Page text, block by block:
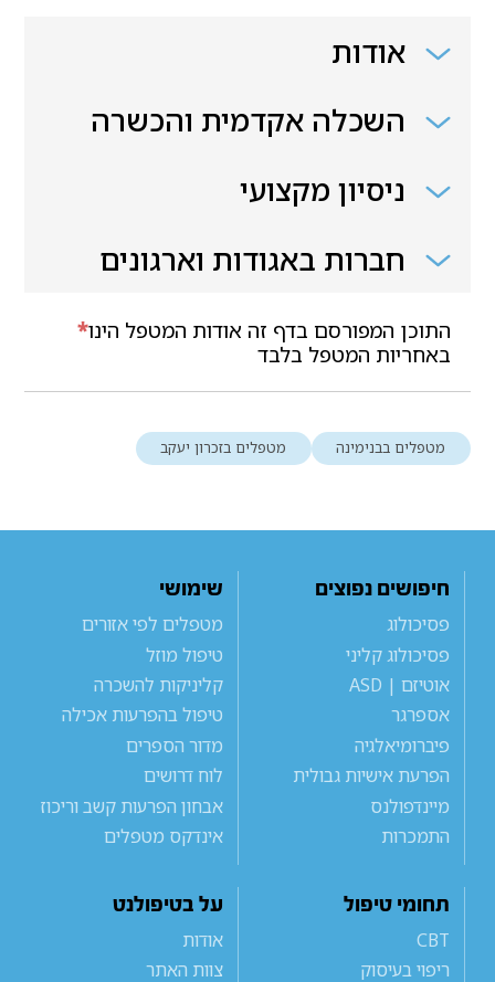
אודות
השכלה אקדמית והכשרה
ניסיון מקצועי
חברות באגודות וארגונים
*התוכן המפורסם בדף זה אודות המטפל הינו
באחריות המטפל בלבד
מטפלים בבנימינה מטפלים בזכרון יעקב
חיפושים נפוצים
פסיכולוג
פסיכולוג קליני
אוטיזם | ASD
אספרגר
פיברומיאלגיה
הפרעת אישיות גבולית
מיינדפולנס
התמכרות
שימושי
מטפלים לפי אזורים
טיפול מוזל
קליניקות להשכרה
טיפול בהפרעות אכילה
מדור הספרים
לוח דרושים
אבחון הפרעות קשב וריכוז
אינדקס מטפלים
תחומי טיפול
CBT
ריפוי בעיסוק
על בטיפולנט
אודות
צוות האתר